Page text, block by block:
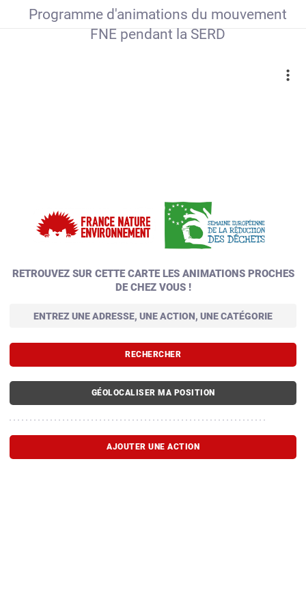
Programme d'animations du mouvement
FNE pendant la SERD
RETROUVEZ SUR CETTE CARTE LES ANIMATIONS PROCHES
DE CHEZ VOUS !
RECHERCHER
GÉOLOCALISER MA POSITION
AJOUTER UNE ACTION